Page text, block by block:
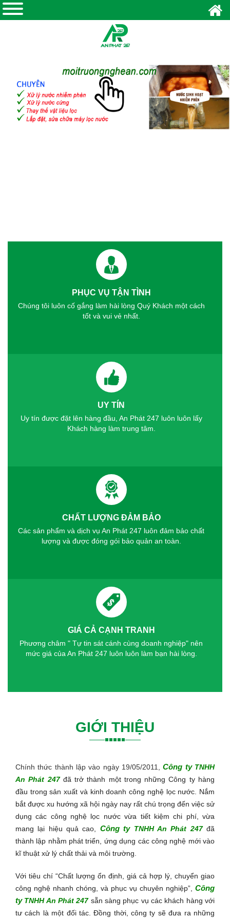
PHỤC VỤ TẬN TÌNH
Chúng tôi luôn cố gắng làm hài lòng Quý Khách một cách
tốt và vui vẻ nhất.
UY TÍN
Uy tín được đặt lên hàng đầu, An Phát 247 luôn luôn lấy
Khách hàng làm trung tâm.
CHẤT LƯỢNG ĐẢM BẢO
Các sản phẩm và dịch vụ An Phát 247 luôn đảm bảo chất
lượng và được đóng gói bảo quản an toàn.
GIÁ CẢ CẠNH TRANH
Phương châm " Tự tin sát cánh cùng doanh nghiệp" nên
mức giá của An Phát 247 luôn luôn làm bạn hài lòng.
GIỚI THIỆU
Chính thức thành lập vào ngày 19/05/2011,Công ty TNHH
An Phát 247 đã trở thành một trong những Công ty hàng
đầu trong sản xuất và kinh doanh công nghệ lọc nước. Nắm
bắt được xu hướng xã hội ngày nay rất chú trọng đến việc sử
dụng các công nghệ lọc nướcvừa tiết kiệm chi phí, vừa
mang lại hiệu quả cao, Công ty TNHH An Phát 247đã
thành lập nhằm phát triển, ứng dụng các công nghệ mới vào
kĩ thuật xử lý chất thải và môi trường.
Với tiêu chí “Chất lượng ổn định, giá cả hợp lý, chuyển giao
công nghệ nhanh chóng, và phục vụ chuyên nghiệp”, Công
ty TNHH An Phát 247 sẵn sàng phục vụ các khách hàng với
tư cách là một đối tác. Đồng thời, công ty sẽ đưa ra những